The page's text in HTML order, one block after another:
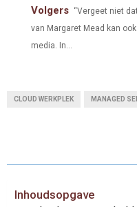
Volgers “Vergeet niet
van Margaret Mead kan
media. In...
CLOUD WERKPLEK MANAGED
Inhoudsopgave